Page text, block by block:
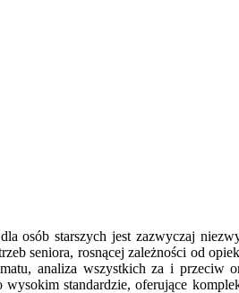
osób starszych jest zazwyczaj
seniora, rosnącej zależności od
analiza wszystkich za i
standardzie, oferujące